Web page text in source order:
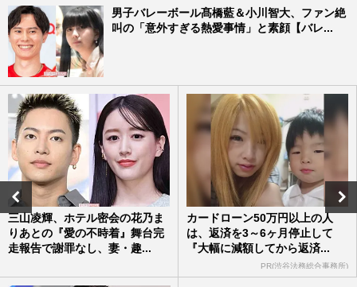
男子バレーボール髙橋藍＆小川智大、ファン絶
叫の「意外すぎる熱愛事情」と素顔【バレ...
三山凌輝、ホテル密会の花乃ま
りあとの『愛の不時着』舞台完
走報告で謝罪なし、妻・趣...
カードローン50万円以上の人
は、返済を3～6ヶ月停止して
『大幅に減額してから返済...
PR(渋谷法務総合事務所)